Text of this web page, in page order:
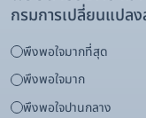
กรมการเปลี่ยนแปล
พึงพอใจมากที่สุด
พึงพอใจมาก
พึงพอใจปานกลาง